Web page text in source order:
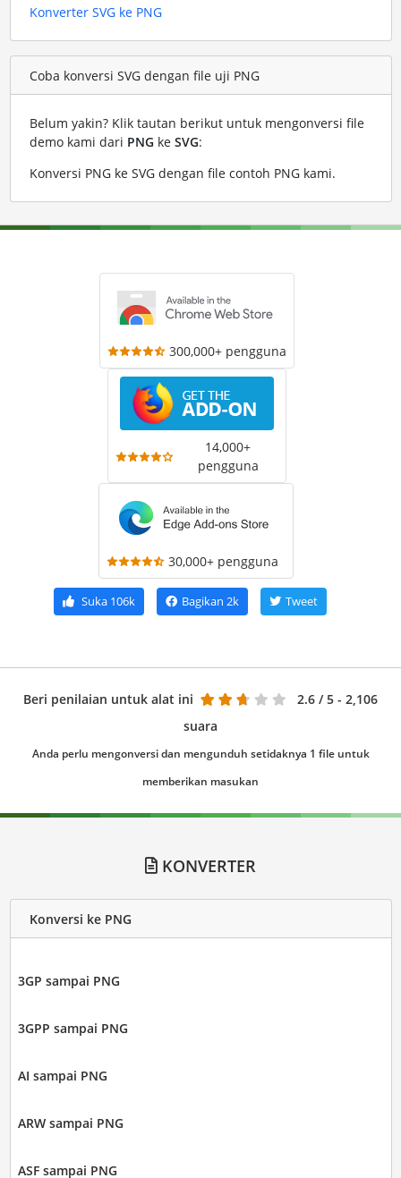
Konverter SVG ke PNG
Coba konversi SVG dengan file uji PNG
Belum yakin? Klik tautan berikut untuk mengonversi file
demo kami dari PNG ke SVG:
Konversi PNG ke SVG dengan file contoh PNG kami.
300,000+ pengguna
14,000+
pengguna
30,000+ pengguna
Suka106k Bagikan 2k Tweet
Beri penilaian untuk alat ini 2.6 / 5 - 2,106
suara
Anda perlu mengonversi dan mengunduh setidaknya 1 file untuk
memberikan masukan
KONVERTER
Konversi ke PNG
3GP sampai PNG
3GPP sampai PNG
AI sampai PNG
ARW sampai PNG
ASF sampai PNG